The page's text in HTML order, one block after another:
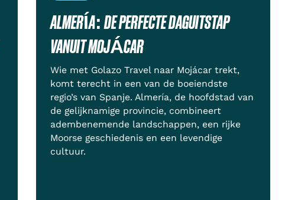
ALMERÍA: DE PERFECTE DAGUITSTAP
VANUIT MOJÁCAR
Wie met Golazo Travel naar Mojácar trekt,
komt terecht in een van de boeiendste
regio’s van Spanje. Almería, de hoofdstad van
de gelijknamige provincie, combineert
adembenemende landschappen, een rijke
Moorse geschiedenis en een levendige
cultuur.